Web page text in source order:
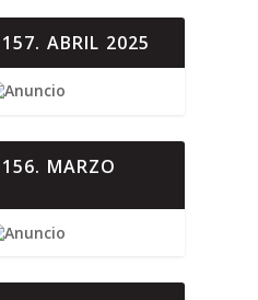
ABRIL 2025
MARZO